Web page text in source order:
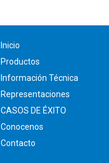
Inicio
Productos
Información Técnica
Representaciones
CASOS DE ÉXITO
Conocenos
Contacto